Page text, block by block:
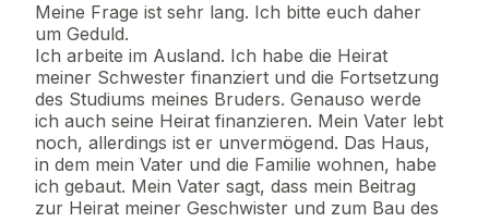
Meine Frage ist sehr lang. Ich bitte euch daher
um Geduld.
Ich arbeite im Ausland. Ich habe die Heirat
meiner Schwester finanziert und die Fortsetzung
des Studiums meines Bruders. Genauso werde
ich auch seine Heirat finanzieren. Mein Vater lebt
noch, allerdings ist er unvermögend. Das Haus,
in dem mein Vater und die Familie wohnen, habe
ich gebaut. Mein Vater sagt, dass mein Beitrag
zur Heirat meiner Geschwister und zum Bau des